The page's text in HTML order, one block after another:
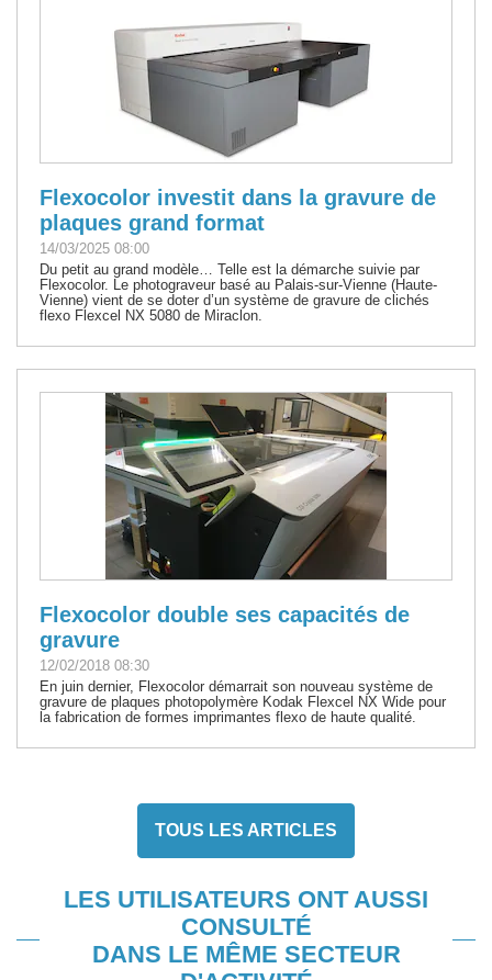
Flexocolor investit dans la gravure de
plaques grand format
14/03/2025 08:00
Du petit au grand modèle… Telle est la démarche suivie par
Flexocolor. Le photograveur basé au Palais-sur-Vienne (Haute-
Vienne) vient de se doter d’un système de gravure de clichés
flexo Flexcel NX 5080 de Miraclon.
Flexocolor double ses capacités de
gravure
12/02/2018 08:30
En juin dernier, Flexocolor démarrait son nouveau système de
gravure de plaques photopolymère Kodak Flexcel NX Wide pour
la fabrication de formes imprimantes flexo de haute qualité.
TOUS LES ARTICLES
LES UTILISATEURS ONT AUSSI
CONSULTÉ
DANS LE MÊME SECTEUR